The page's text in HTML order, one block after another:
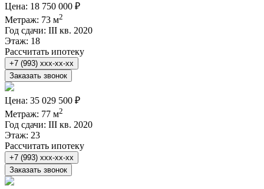
Цена: 18 750 000 ₽
Метраж: 73 м2
Год сдачи: III кв. 2020
Этаж: 18
Рассчитать ипотеку
+7 (993) xxx-xx-xx
Заказать звонок
Цена: 35 029 500 ₽
Метраж: 77 м2
Год сдачи: III кв. 2020
Этаж: 23
Рассчитать ипотеку
+7 (993) xxx-xx-xx
Заказать звонок